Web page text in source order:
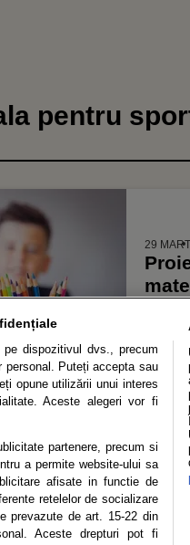
pentru
29
POLITICĂ DE
instituţie sau persoană (site-uri,
dispozitivul dvs., precum
personal. Puteți accepta sau
opune utilizării unui interes
Aceste alegeri vor fi
partenere, precum si
a permite website-ului sa
afisate in functie de
retelelor de socializare
prevazute de art. 15-22 din
Aceste drepturi pot fi